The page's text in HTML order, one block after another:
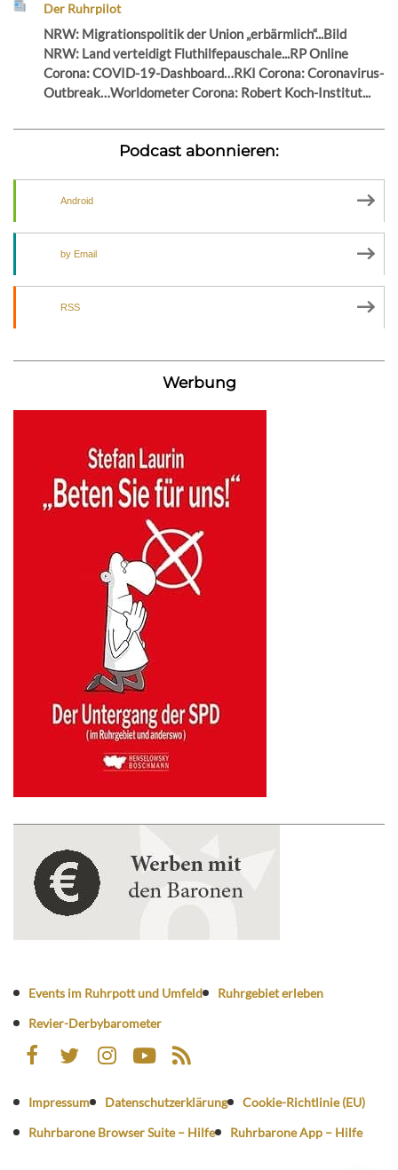
Der Ruhrpilot
NRW: Migrationspolitik der Union „erbärmlich“...Bild
NRW: Land verteidigt Fluthilfepauschale...RP Online
Corona: COVID-19-Dashboard…RKI Corona: Coronavirus-
Outbreak…Worldometer Corona: Robert Koch-Institut...
Podcast abonnieren:
Android
by Email
RSS
Werbung
Events im Ruhrpott und Umfeld
Ruhrgebiet erleben
Revier-Derbybarometer
Impressum Datenschutzerklärung
Cookie-Richtlinie (EU)
Ruhrbarone Browser Suite – Hilfe
Ruhrbarone App – Hilfe